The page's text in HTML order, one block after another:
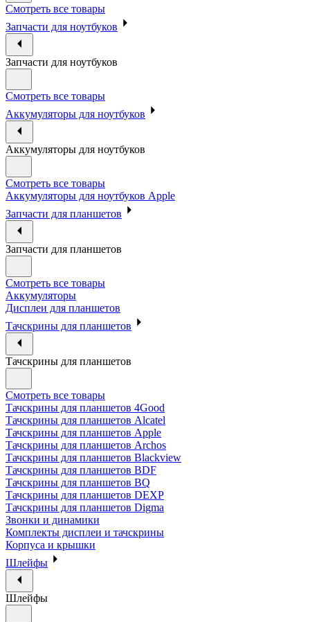
Смотреть все товары
Запчасти для ноутбуков
Запчасти для ноутбуков
Смотреть все товары
Аккумуляторы для ноутбуков
Аккумуляторы для ноутбуков
Смотреть все товары
Аккумуляторы для ноутбуков Apple
Запчасти для планшетов
Запчасти для планшетов
Смотреть все товары
Аккумуляторы
Дисплеи для планшетов
Тачскрины для планшетов
Тачскрины для планшетов
Смотреть все товары
Тачскрины для планшетов 4Good
Тачскрины для планшетов Alcatel
Тачскрины для планшетов Apple
Тачскрины для планшетов Archos
Тачскрины для планшетов Blackview
Тачскрины для планшетов BDF
Тачскрины для планшетов BQ
Тачскрины для планшетов DEXP
Тачскрины для планшетов Digma
Звонки и динамики
Комплекты дисплеи и тачскрины
Корпуса и крышки
Шлейфы
Шлейфы